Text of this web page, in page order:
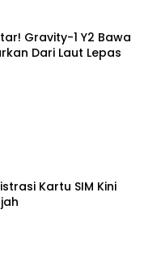
Gravity-1 Y2 Bawa
Dari Laut Lepas
Kartu SIM Kini